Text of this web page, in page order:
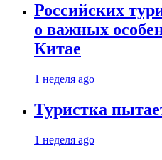
Российских
о важных
Китае
1 неделя ago
Туристка
1 неделя ago